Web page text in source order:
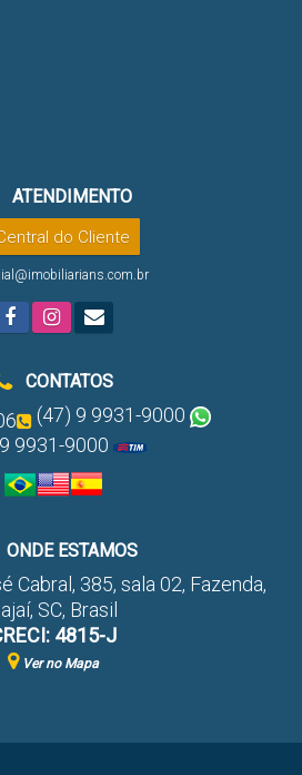
ATENDIMENTO
do Cliente
CONTATOS
(47) 9 9931-9000
9931-9000
ONDE ESTAMOS
Cabral, 385, sala 02, Fazenda,
, SC, Brasil
4815-J
Ver no Mapa